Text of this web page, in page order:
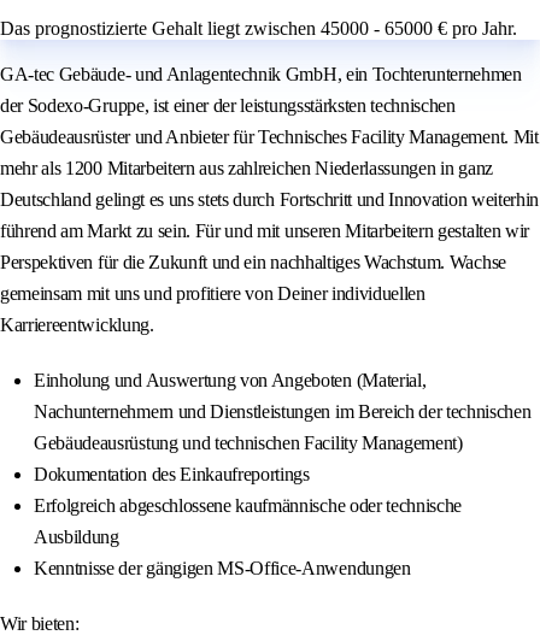
Das prognostizierte Gehalt liegt zwischen 45000 - 65000 € pro Jahr.
GA-tec Gebäude- und Anlagentechnik GmbH, ein Tochterunternehmen
der Sodexo-Gruppe, ist einer der leistungsstärksten technischen
Gebäudeausrüster und Anbieter für Technisches Facility Management. Mit
mehr als 1200 Mitarbeitern aus zahlreichen Niederlassungen in ganz
Deutschland gelingt es uns stets durch Fortschritt und Innovation weiterhin
führend am Markt zu sein. Für und mit unseren Mitarbeitern gestalten wir
Perspektiven für die Zukunft und ein nachhaltiges Wachstum. Wachse
gemeinsam mit uns und profitiere von Deiner individuellen
Karriereentwicklung.
Einholung und Auswertung von Angeboten (Material,
Nachunternehmern und Dienstleistungen im Bereich der technischen
Gebäudeausrüstung und technischen Facility Management)
Dokumentation des Einkaufreportings
Erfolgreich abgeschlossene kaufmännische oder technische
Ausbildung
Kenntnisse der gängigen MS-Office-Anwendungen
Wir bieten: